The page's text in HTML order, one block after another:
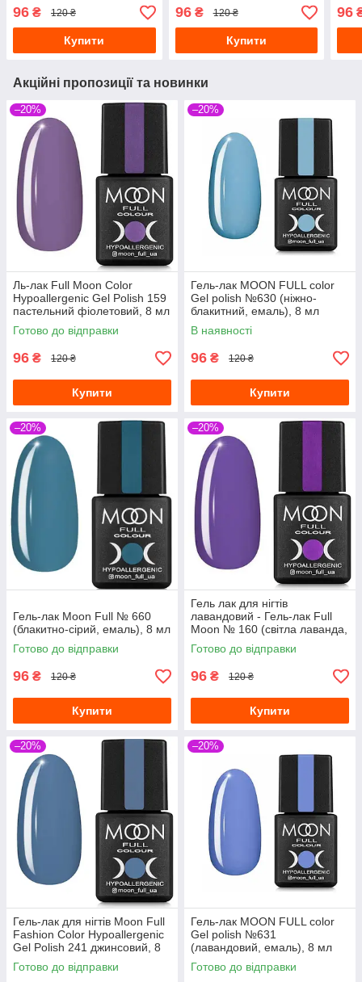
96 ₴ 120 ₴
Купити
96₴ 120 ₴
Купити
96
Акційні пропозиції та новинки
–20%
Ль-лак Full Moon Сolor
Hypoallergenic Gel Рolish 159
пастельний фіолетовий, 8 мл
Готово до відправки
96 ₴ 120 ₴
Купити
–20%
Гель-лак MOON FULL color
Gel polish №630 (ніжно-
блакитний, eмаль), 8 мл
В наявності
96 ₴ 120 ₴
Купити
–20%
Гель-лак Moon Full № 660
(блакитно-сірий, емаль), 8 мл
Готово до відправки
96 ₴ 120 ₴
Купити
–20%
Гель лак для нігтів
лавандовий - Гель-лак Full
Moon № 160 (світла лаванда,
емаль), 8мл
Готово до відправки
96 ₴ 120 ₴
Купити
–20%
Гель-лак для нігтів Moon Full
Fashion Color Hypoallergenic
Gel Polish 241 джинсовий, 8
мл
Готово до відправки
–20%
Гель-лак MOON FULL color
Gel polish №631
(лавандовий, eмаль), 8 мл
Готово до відправки